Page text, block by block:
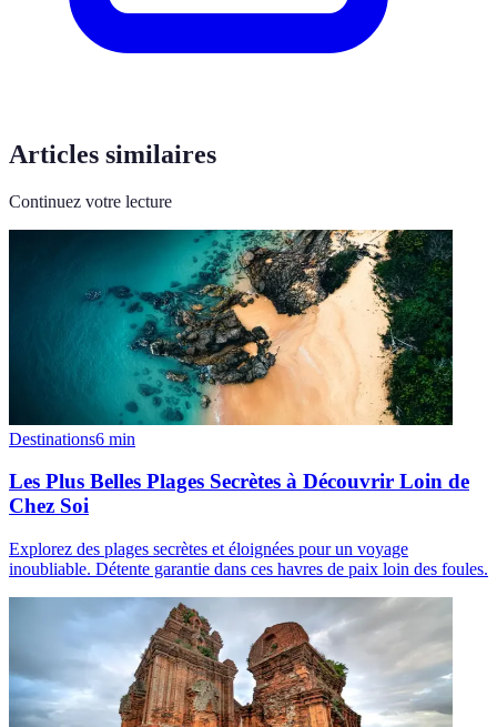
Articles similaires
Continuez votre lecture
Destinations6 min
Les Plus Belles Plages Secrètes à Découvrir Loin de
Chez Soi
Explorez des plages secrètes et éloignées pour un voyage
inoubliable. Détente garantie dans ces havres de paix loin des foules.